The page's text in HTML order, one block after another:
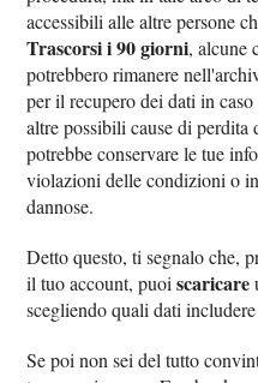
accessibili alle altre persone
Trascorsi i 90 giorni, alcune
potrebbero rimanere
per il recupero dei dati in
altre possibili cause di
potrebbe conservare le tue
violazioni delle condizioni o
dannose.
Detto questo, ti segnalo che,
il tuo account, puoiscaricare
scegliendo quali dati
Se poi non sei del tutto